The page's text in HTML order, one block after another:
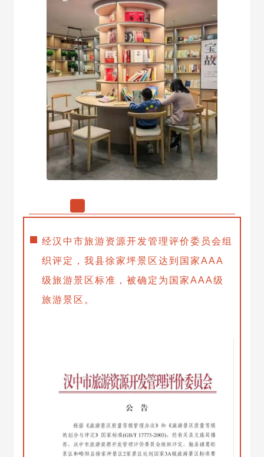
经汉中市旅游资源开发管理评价委员会组
织评定，我县徐家坪景区达到国家AAA
级旅游景区标准，被确定为国家AAA级
旅游景区。